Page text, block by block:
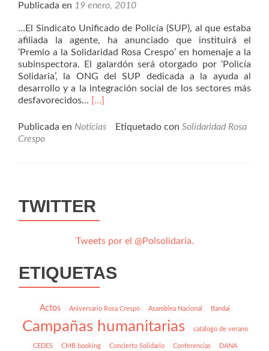
Publicada en 19 enero, 2010
…El Sindicato Unificado de Policía (SUP), al que estaba
afiliada la agente, ha anunciado que instituirá el
‘Premio a la Solidaridad Rosa Crespo’ en homenaje a la
subinspectora. El galardón será otorgado por ‘Policía
Solidaria’, la ONG del SUP dedicada a la ayuda al
desarrollo y a la integración social de los sectores más
desfavorecidos… Leer
a
[…]
Publicada en Noticias Etiquetado con Solidaridad Rosa
Crespo
TWITTER
Tweets por el @Polsolidaria.
ETIQUETAS
Actos Aniversario Rosa Crespo Asamblea Nacional Bandai
Campañas humanitarias catálogo de verano
CEDES CMB booking Concierto Solidario Conferencias DANA